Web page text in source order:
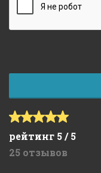
рейтинг 5 / 5
25 отзывов